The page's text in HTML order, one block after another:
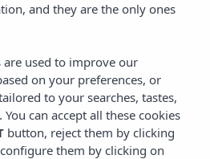
GASTRONOMIE
and they are the only ones
are used to improve our
on your preferences, or
to your searches, tastes,
can accept all these cookies
button, reject them by clicking
them by clicking on